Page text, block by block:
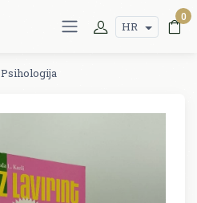
HR
0
Psihologija